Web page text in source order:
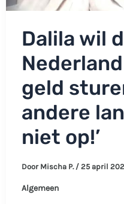
Dalila wil
geld
andere
niet op!’
Door Mischa P. / 25 april
Algemeen